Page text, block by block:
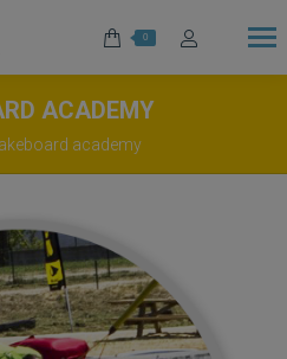
0
ACADEMY
: academy